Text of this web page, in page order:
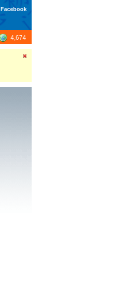
Facebook
4,674